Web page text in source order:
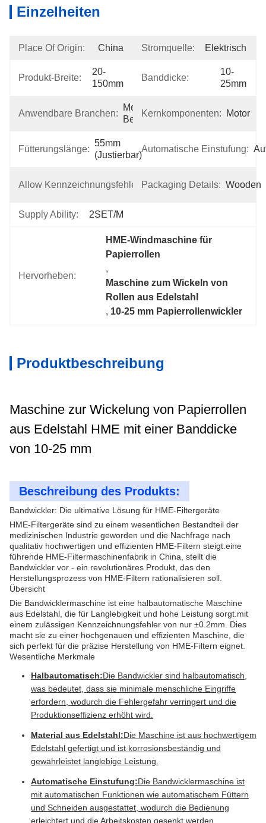
Einzelheiten
Place Of Origin: China Stromquelle: Elektrisch
Produkt-Breite:
20-
150mm
Banddicke:
10-
25mm
Anwendbare Branchen:
Medizinische
Behandlung
Kernkomponenten: Motor
Fütterungslänge:
55mm
(justierbar)
Automatische Einstufung:
Allow Kennzeichnungsfehler:
±0,2
Mm
Packaging Details: Wooden
Supply Ability: 2SET/M
Hervorheben:
HME-Windmaschine für
Papierrollen
,
Maschine zum Wickeln von
Rollen aus Edelstahl
, 10-25 mm Papierrollenwickler
Produktbeschreibung
Maschine zur Wickelung von Papierrollen
aus Edelstahl HME mit einer Banddicke
von 10-25 mm
Beschreibung des Produkts:
Bandwickler: Die ultimative Lösung für HME-Filtergeräte
HME-Filtergeräte sind zu einem wesentlichen Bestandteil der
medizinischen Industrie geworden und die Nachfrage nach
qualitativ hochwertigen und effizienten HME-Filtern steigt.eine
führende HME-Filtermaschinenfabrik in China, stellt die
Bandwickler vor - ein revolutionäres Produkt, das den
Herstellungsprozess von HME-Filtern rationalisieren soll.
Übersicht
Die Bandwicklermaschine ist eine halbautomatische Maschine
aus Edelstahl, die für Langlebigkeit und hohe Leistung sorgt.mit
einem zulässigen Kennzeichnungsfehler von nur ±0.2mm. Dies
macht sie zu einer hochgenauen und effizienten Maschine, die
sich perfekt für die präzise Herstellung von HME-Filtern eignet.
Wesentliche Merkmale
Halbautomatisch:Die Bandwickler sind halbautomatisch,
was bedeutet, dass sie minimale menschliche Eingriffe
erfordern, wodurch die Fehlergefahr verringert und die
Produktionseffizienz erhöht wird.
Material aus Edelstahl:Die Maschine ist aus hochwertigem
Edelstahl gefertigt und ist korrosionsbeständig und
gewährleistet langlebige Leistung.
Automatische Einstufung:Die Bandwicklermaschine ist
mit automatischen Funktionen wie automatischem Füttern
und Schneiden ausgestattet, wodurch die Bedienung
erleichtert und die Arbeitskosten gesenkt werden.